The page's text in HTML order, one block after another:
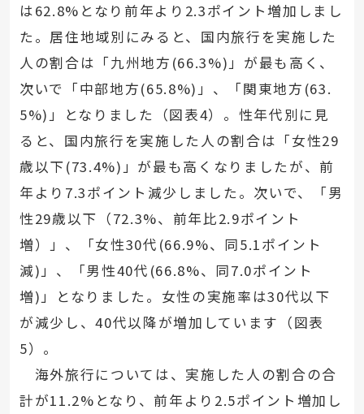
は62.8%となり前年より2.3ポイント増加しまし
た。居住地域別にみると、国内旅行を実施した
人の割合は「九州地方(66.3%)」が最も高く、
次いで「中部地方(65.8%)」、「関東地方(63.
5%)」となりました（図表4）。性年代別に見
ると、国内旅行を実施した人の割合は「女性29
歳以下(73.4%)」が最も高くなりましたが、前
年より7.3ポイント減少しました。次いで、「男
性29歳以下（72.3%、前年比2.9ポイント
増）」、「女性30代(66.9%、同5.1ポイント
減)」、「男性40代(66.8%、同7.0ポイント
増)」となりました。女性の実施率は30代以下
が減少し、40代以降が増加しています（図表
5）。
海外旅行については、実施した人の割合の合
計が11.2%となり、前年より2.5ポイント増加し